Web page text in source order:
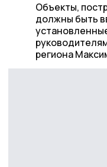
Объекты,
должны быть
региона